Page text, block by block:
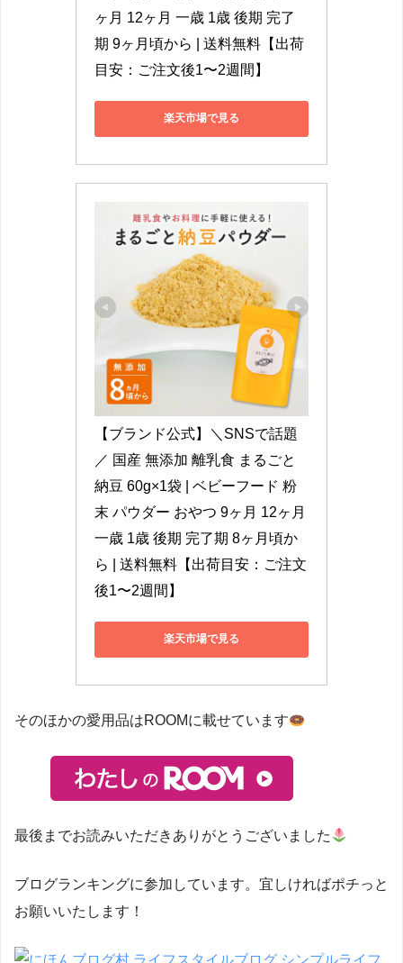
ヶ月 12ヶ月 一歳 1歳 後期 完了
期 9ヶ月頃から | 送料無料【出荷
目安：ご注文後1〜2週間】
楽天市場で見る
【ブランド公式】＼SNSで話題
／ 国産 無添加 離乳食 まるごと
納豆 60g×1袋 | ベビーフード 粉
末 パウダー おやつ 9ヶ月 12ヶ月
一歳 1歳 後期 完了期 8ヶ月頃か
ら | 送料無料【出荷目安：ご注文
後1〜2週間】
楽天市場で見る
そのほかの愛用品はROOMに載せています
最後までお読みいただきありがとうございました
ブログランキングに参加しています。宜しければポチっと
お願いいたします！